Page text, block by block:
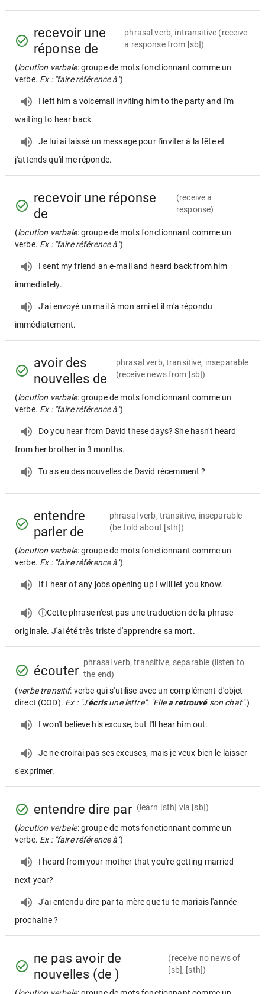
recevoir une
réponse de
phrasal verb, intransitive (receive
a response from [sb])
(locution verbale: groupe de mots fonctionnant comme un
verbe. Ex : "faire référence à")
I left him a voicemail inviting him to the party and I'm
waiting to hear back.
Je lui ai laissé un message pour l'inviter à la fête et
j'attends qu'il me réponde.
recevoir une réponse
de
(receive a
response)
(locution verbale: groupe de mots fonctionnant comme un
verbe. Ex : "faire référence à")
I sent my friend an e-mail and heard back from him
immediately.
J'ai envoyé un mail à mon ami et il m'a répondu
immédiatement.
avoir des
nouvelles de
phrasal verb, transitive, inseparable
(receive news from [sb])
(locution verbale: groupe de mots fonctionnant comme un
verbe. Ex : "faire référence à")
Do you hear from David these days? She hasn't heard
from her brother in 3 months.
Tu as eu des nouvelles de David récemment ?
entendre
parler de
phrasal verb, transitive, inseparable
(be told about [sth])
(locution verbale: groupe de mots fonctionnant comme un
verbe. Ex : "faire référence à")
If I hear of any jobs opening up I will let you know.
ⓘCette phrase n'est pas une traduction de la phrase
originale. J'ai été très triste d'apprendre sa mort.
écouter
phrasal verb, transitive, separable (listen to
the end)
(verbe transitif: verbe qui s'utilise avec un complément d'objet
direct (COD). Ex : "J'écrisune lettre". "Ellea retrouvéson chat".)
I won't believe his excuse, but I'll hear him out.
Je ne croirai pas ses excuses, mais je veux bien le laisser
s'exprimer.
entendre dire par (learn [sth] via [sb])
(locution verbale: groupe de mots fonctionnant comme un
verbe. Ex : "faire référence à")
I heard from your mother that you're getting married
next year?
J'ai entendu dire par ta mère que tu te mariais l'année
prochaine ?
ne pas avoir de
nouvelles (de )
(receive no news of
[sb], [sth])